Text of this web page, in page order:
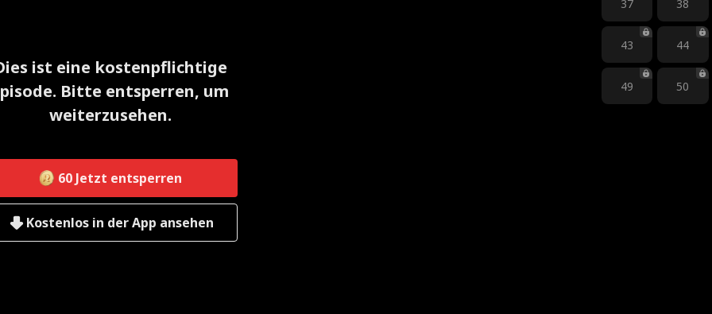
ist eine kostenpflichtige
Bitte entsperren, um
weiterzusehen.
60 Jetzt entsperren
Kostenlos in der App ansehen
37 38
43 44
49 50